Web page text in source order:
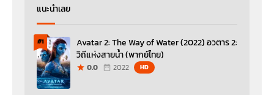
แนะนำเลย
#1
Avatar 2: The Way of Water (2022) อวตาร 2:
วิถีแห่งสายน้ำ (พากย์ไทย)
0.0 2022 HD